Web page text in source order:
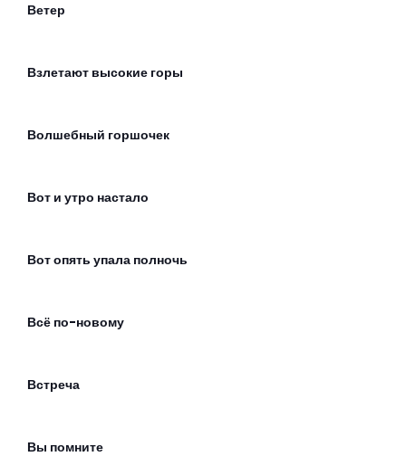
Ветер
Взлетают высокие горы
Волшебный горшочек
Вот и утро настало
Вот опять упала полночь
Всё по-новому
Встреча
Вы помните